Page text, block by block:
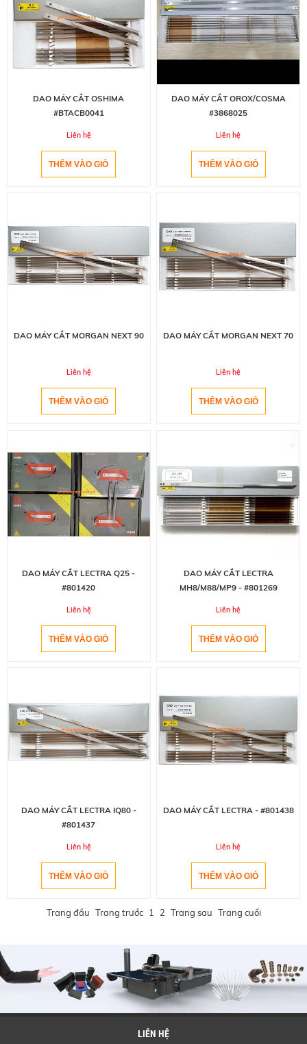
DAO MÁY CẮT OSHIMA
#BTACB0041
Liên hệ
DAO MÁY CẮT OROX/COSMA
#3868025
Liên hệ
DAO MÁY CẮT MORGAN NEXT 90
Liên hệ
DAO MÁY CẮT MORGAN NEXT 70
Liên hệ
DAO MÁY CẮT LECTRA Q25 -
#801420
Liên hệ
DAO MÁY CẮT LECTRA
MH8/M88/MP9 - #801269
Liên hệ
DAO MÁY CẮT LECTRA IQ80 -
#801437
Liên hệ
DAO MÁY CẮT LECTRA - #801438
Liên hệ
Trang đầu Trang trước 1 2 Trang sau Trang cuối
LIÊN HỆ